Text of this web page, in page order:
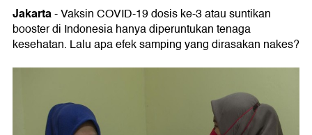
Jakarta- Vaksin COVID-19 dosis ke-3 atau suntikan
booster di Indonesia hanya diperuntukan tenaga
kesehatan. Lalu apa efek samping yang dirasakan nakes?